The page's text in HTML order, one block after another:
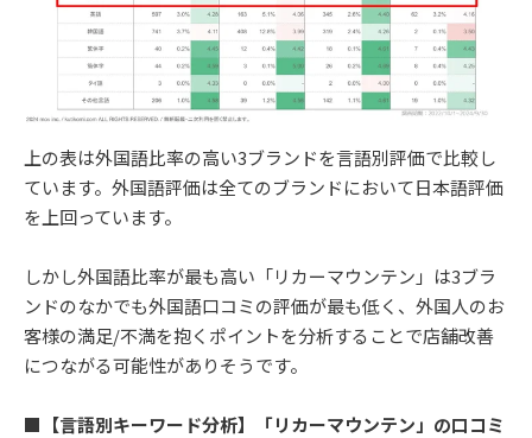
上の表は外国語比率の高い3ブランドを言語別評価で比較し
ています。外国語評価は全てのブランドにおいて日本語評価
を上回っています。
しかし外国語比率が最も高い「リカーマウンテン」は3ブラ
ンドのなかでも外国語口コミの評価が最も低く、外国人のお
客様の満足/不満を抱くポイントを分析することで店舗改善
につながる可能性がありそうです。
■ 【言語別キーワード分析】「リカーマウンテン」の口コミ